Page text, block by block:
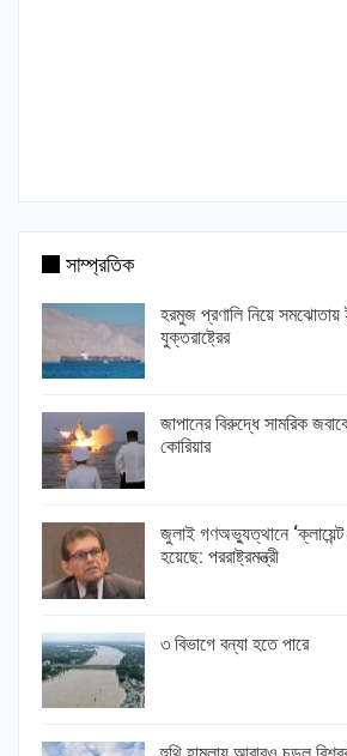
সাম্প্রতিক
হরমুজ প্রণালি নিয়ে
যুক্তরাষ্ট্রের
জাপানের বিরুদ্ধে সামরিক
কোরিয়ার
জুলাই গণঅভ্যুত্থানে
হয়েছে: পররাষ্ট্রমন্ত্রী
৩ বিভাগে বন্যা হতে পারে